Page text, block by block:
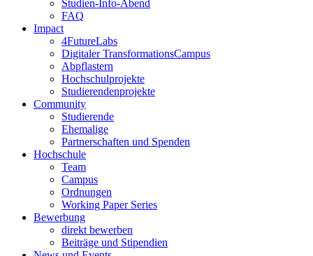
Studien-Info-Abend
FAQ
Impact
4FutureLabs
Digitaler TransformationsCampus
Abpflastern
Hochschulprojekte
Studierendenprojekte
Community
Studierende
Ehemalige
Partnerschaften und Spenden
Hochschule
Team
Campus
Ordnungen
Working Paper Series
Bewerbung
direkt bewerben
Beiträge und Stipendien